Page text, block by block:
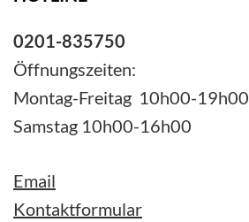
0201-835750
Öffnungszeiten:
Montag-Freitag 10h00-19h00
Samstag 10h00-16h00
Email
Kontaktformular